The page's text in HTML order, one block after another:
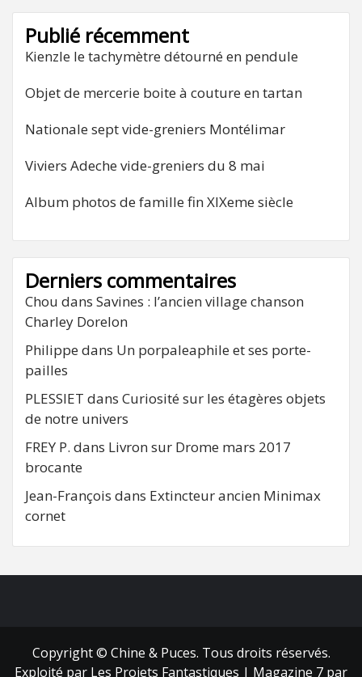
Publié récemment
Kienzle le tachymètre détourné en pendule
Objet de mercerie boite à couture en tartan
Nationale sept vide-greniers Montélimar
Viviers Adeche vide-greniers du 8 mai
Album photos de famille fin XIXeme siècle
Derniers commentaires
Chou dans Savines : l’ancien village chanson
Charley Dorelon
Philippe dans Un porpaleaphile et ses porte-
pailles
PLESSIET dans Curiosité sur les étagères objets
de notre univers
FREY P. dans Livron sur Drome mars 2017
brocante
Jean-François dans Extincteur ancien Minimax
cornet
Copyright © Chine & Puces. Tous droits réservés.
Exploité par Les Projets Fantastiques | Magazine 7 par